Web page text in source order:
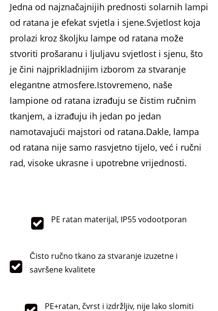
Jedna od najznačajnijih prednosti solarnih lampi
od ratana je efekat svjetla i sjene.Svjetlost koja
prolazi kroz školjku lampe od ratana može
stvoriti prošaranu i ljuljavu svjetlost i sjenu, što
je čini najprikladnijim izborom za stvaranje
elegantne atmosfere.Istovremeno, naše
lampione od ratana izrađuju se čistim ručnim
tkanjem, a izrađuju ih jedan po jedan
namotavajući majstori od ratana.Dakle, lampa
od ratana nije samo rasvjetno tijelo, već i ručni
rad, visoke ukrasne i upotrebne vrijednosti.
PE ratan materijal, IP55 vodootporan
Čisto ručno tkano za stvaranje izuzetne i
savršene kvalitete
PE+ratan, čvrst i izdržljiv, nije lako slomiti